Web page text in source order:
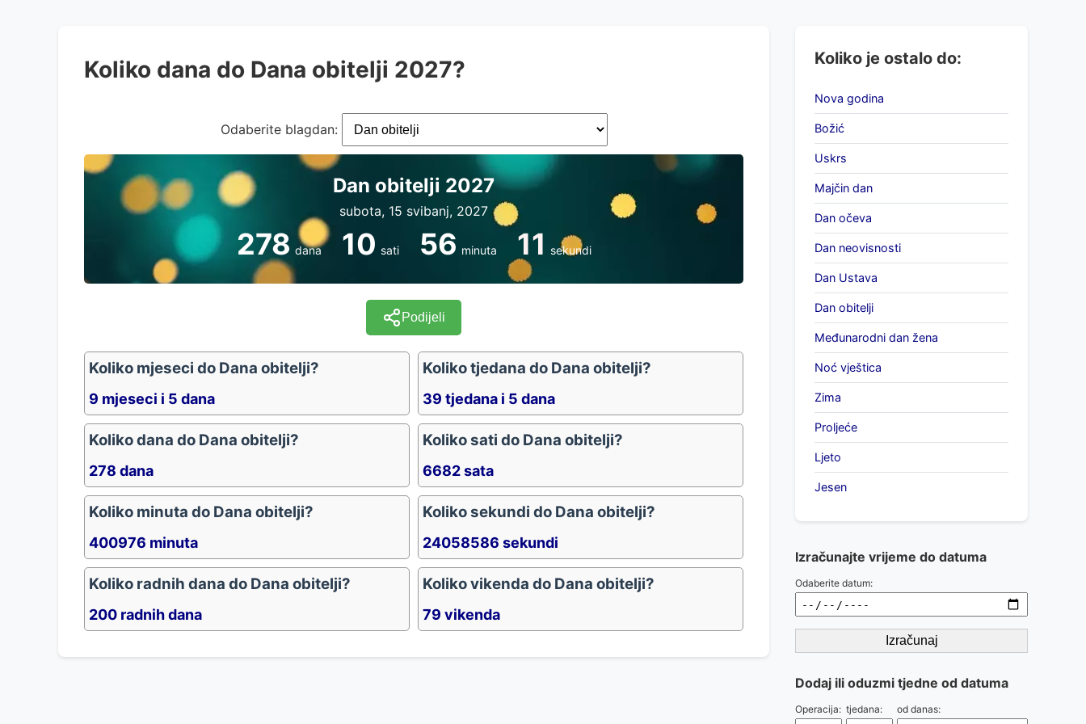
Koliko dana do Dana obitelji 2027?
Odaberite blagdan:
Dan obitelji 2027
subota, 15 svibanj, 2027
278 dana 10 sati 56 minuta 11 sekundi
Podijeli
Koliko mjeseci do Dana obitelji?
9 mjeseci i 5 dana
Koliko tjedana do Dana obitelji?
39 tjedana i 5 dana
Koliko dana do Dana obitelji?
278 dana
Koliko sati do Dana obitelji?
6682 sata
Koliko minuta do Dana obitelji?
400976 minuta
Koliko sekundi do Dana obitelji?
24058586 sekundi
Koliko radnih dana do Dana obitelji?
200 radnih dana
Koliko vikenda do Dana obitelji?
79 vikenda
Koliko je ostalo do:
Nova godina
Božić
Uskrs
Majčin dan
Dan očeva
Dan neovisnosti
Dan Ustava
Dan obitelji
Međunarodni dan žena
Noć vještica
Zima
Proljeće
Ljeto
Jesen
Izračunajte vrijeme do datuma
Odaberite datum:
Izračunaj
Dodaj ili oduzmi tjedne od datuma
Operacija: tjedana: od danas: